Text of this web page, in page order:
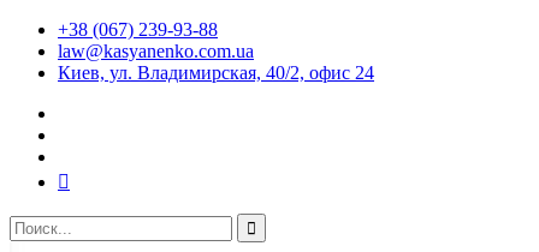
+38 (067) 239-93-88
law@kasyanenko.com.ua
Киев, ул. Владимирская, 40/2, офис 24